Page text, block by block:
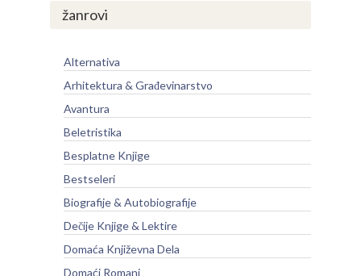
žanrovi
Alternativa
Arhitektura & Građevinarstvo
Avantura
Beletristika
Besplatne Knjige
Bestseleri
Biografije & Autobiografije
Dečije Knjige & Lektire
Domaća Književna Dela
Domaći Romani